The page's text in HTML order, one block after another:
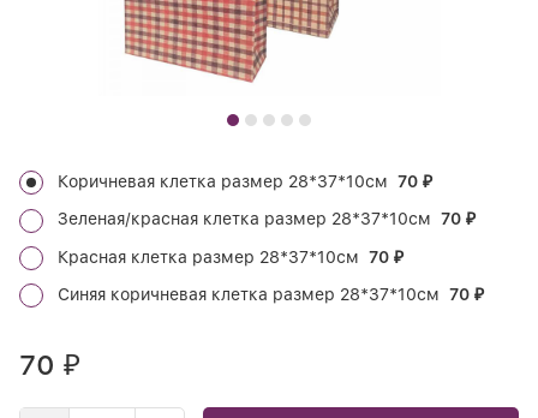
Коричневая клетка размер 28*37*10см 70 ₽
Зеленая/красная клетка размер 28*37*10см 70 ₽
Красная клетка размер 28*37*10см 70 ₽
Синяя коричневая клетка размер 28*37*10см 70 ₽
70 ₽